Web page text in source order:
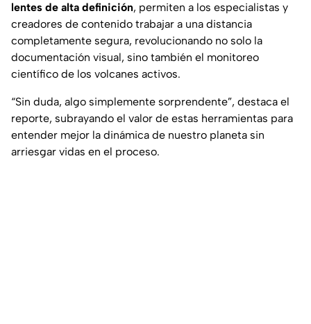
lentes de alta definición, permiten a los especialistas y
creadores de contenido trabajar a una distancia
completamente segura, revolucionando no solo la
documentación visual, sino también el monitoreo
científico de los volcanes activos.
“Sin duda, algo simplemente sorprendente”, destaca el
reporte, subrayando el valor de estas herramientas para
entender mejor la dinámica de nuestro planeta sin
arriesgar vidas en el proceso.